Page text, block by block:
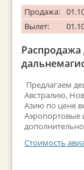
Продажа:
Вылет:
Предлагаем
Австралию,
Азию по цене
Аэропортовые
Стоимость